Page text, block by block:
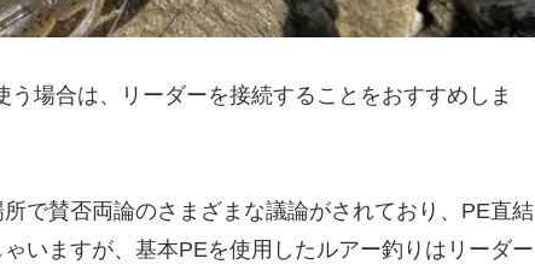
場合は、リーダーを接続することをおすすめしま
で賛否両論のさまざまな議論がされており、PE直結
いますが、基本PEを使用したルアー釣りはリーダー